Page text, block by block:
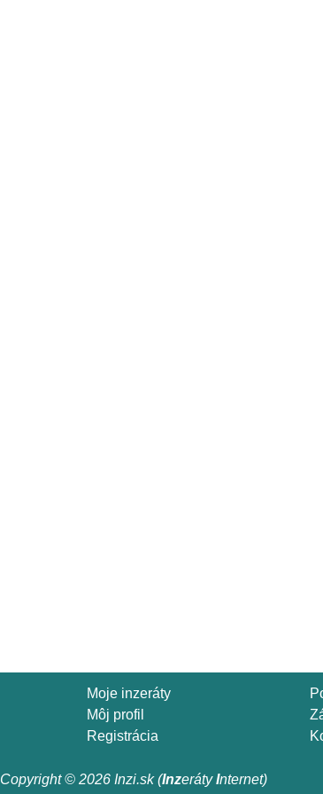
Moje inzeráty
Môj profil
Registrácia
Copyright © 2026 Inzi.sk (InzerátyInternet)